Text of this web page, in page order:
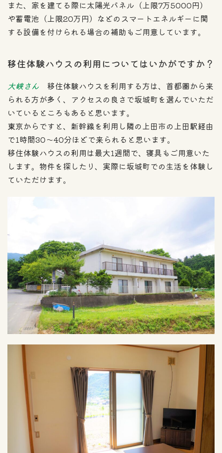
また、家を建てる際に太陽光パネル（上限7万5000円）
や蓄電池（上限20万円）などのスマートエネルギーに関
する設備を付けられる場合の補助もご用意しています。
移住体験ハウスの利用についてはいかがですか？
大峡さん 移住体験ハウスを利用する方は、首都圏から来
られる方が多く、アクセスの良さで坂城町を選んでいただ
いているところもあると思います。
東京からですと、新幹線を利用し隣の上田市の上田駅経由
で1時間30〜40分ほどで来られると思います。
移住体験ハウスの利用は最大1週間で、寝具もご用意いた
します。物件を探したり、実際に坂城町での生活を体験し
ていただけます。